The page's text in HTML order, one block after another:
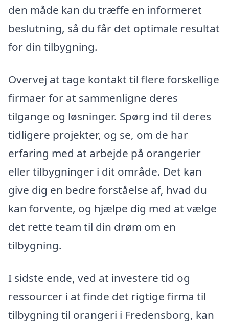
den måde kan du træffe en informeret
beslutning, så du får det optimale resultat
for din tilbygning.
Overvej at tage kontakt til flere forskellige
firmaer for at sammenligne deres
tilgange og løsninger. Spørg ind til deres
tidligere projekter, og se, om de har
erfaring med at arbejde på orangerier
eller tilbygninger i dit område. Det kan
give dig en bedre forståelse af, hvad du
kan forvente, og hjælpe dig med at vælge
det rette team til din drøm om en
tilbygning.
I sidste ende, ved at investere tid og
ressourcer i at finde det rigtige firma til
tilbygning til orangeri i Fredensborg, kan